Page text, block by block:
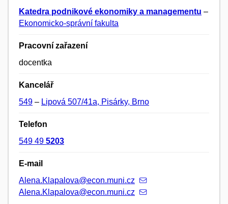
Katedra podnikové ekonomiky a managementu –
Ekonomicko-správní fakulta
Pracovní zařazení
docentka
Kancelář
549 – Lipová 507/41a, Pisárky, Brno
Telefon
549 49 5203
E-mail
Alena.Klapalova@econ.muni.cz
Alena.Klapalova@econ.muni.cz